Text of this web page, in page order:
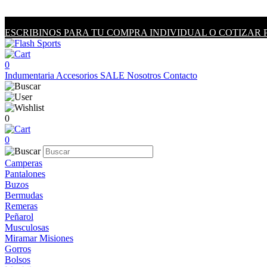
ESCRIBINOS PARA TU COMPRA INDIVIDUAL O COTIZAR
0
Indumentaria Accesorios SALE Nosotros Contacto
0
0
Camperas
Pantalones
Buzos
Bermudas
Remeras
Peñarol
Musculosas
Miramar Misiones
Gorros
Bolsos